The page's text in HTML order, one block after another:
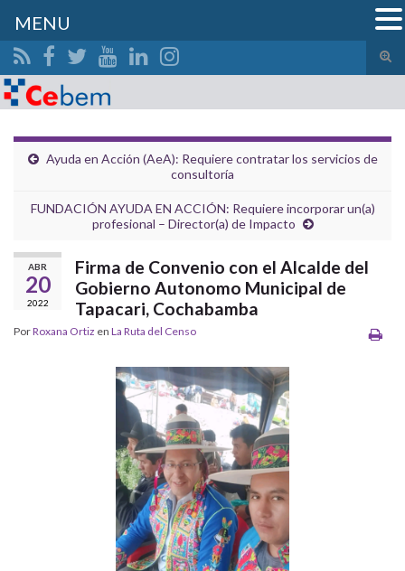
el
Search for:
Ayuda en Acción (AeA): Requiere contratar los servicios de
consultoría
FUNDACIÓN AYUDA EN ACCIÓN: Requiere incorporar un(a)
profesional – Director(a) de Impacto
ABR
20
2022
Firma de Convenio con el Alcalde del
Gobierno Autonomo Municipal de
Tapacari, Cochabamba
PorRoxana Ortiz en La Ruta del Censo
MENU